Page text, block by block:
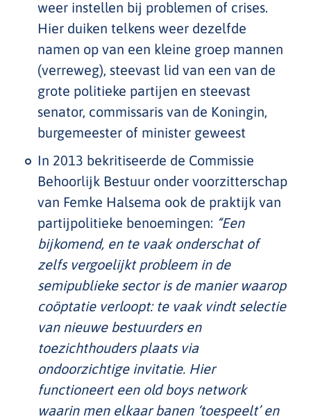
weer instellen bij problemen of crises.
Hier duiken telkens weer dezelfde
namen op van een kleine groep mannen
(verreweg), steevast lid van een van de
grote politieke partijen en steevast
senator, commissaris van de Koningin,
burgemeester of minister geweest
In 2013 bekritiseerde de Commissie
Behoorlijk Bestuur onder voorzitterschap
van Femke Halsema ook de praktijk van
partijpolitieke benoemingen: “Een
bijkomend, en te vaak onderschat of
zelfs vergoelijkt probleem in de
semipublieke sector is de manier waarop
coöptatie verloopt: te vaak vindt selectie
van nieuwe bestuurders en
toezichthouders plaats via
ondoorzichtige invitatie. Hier
functioneert een old boys network
waarin men elkaar banen ‘toespeelt’ en